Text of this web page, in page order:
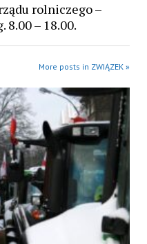
rolniczego –
8.00 – 18.00.
More posts in ZWIĄZEK »